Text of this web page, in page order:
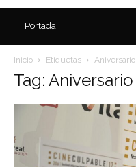
Portada
Inicio Etiquetas Aniversario
Tag: Aniversario